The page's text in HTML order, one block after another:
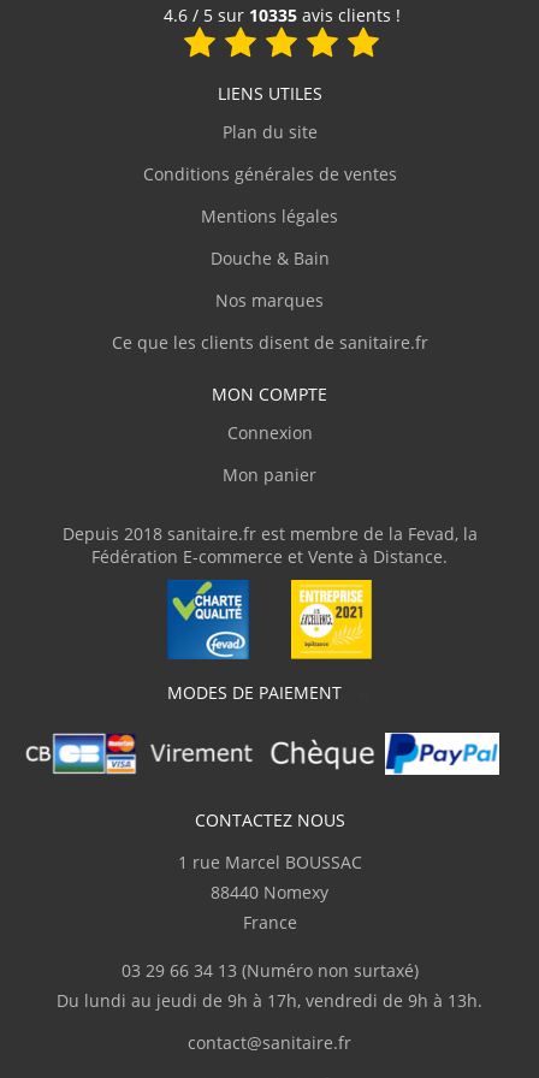
mes achats. Encore une fois très satisfait, je
recommande le site."
"Produit conforme à la description, très bien
emballé et protégé, livraison rapide."
(Février 2026)
"Site clair et contact agréable par téléphone,
(Février 2026)
"Livre en temps et en heure."
"J'ai commandé une baignoire d'angle avec
des dimensions assez atypiques. Livraison
parfaite avec une protection en bois et du
plastique transparent, ce qui m'a permis de
parfaitement vérifier la conformité du
demandant des informations techniques
clairement et rapidement. Je recommande"
(Février 2026)
"Disponibilité du produit, rapidité de
livraison"
Voir le produit
4.6 / 5 sur 10335avis clients !
LIENS UTILES
Plan du site
Conditions générales de ventes
Mentions légales
Douche & Bain
Nos marques
Ce que les clients disent de sanitaire.fr
MON COMPTE
Connexion
Mon panier
Depuis 2018 sanitaire.fr est membre de la Fevad, la
Fédération E-commerce et Vente à Distance.
MODES DE PAIEMENT
CONTACTEZ NOUS
1 rue Marcel BOUSSAC
88440 Nomexy
France
03 29 66 34 13 (Numéro non surtaxé)
Du lundi au jeudi de 9h à 17h, vendredi de 9h à 13h.
contact@sanitaire.fr